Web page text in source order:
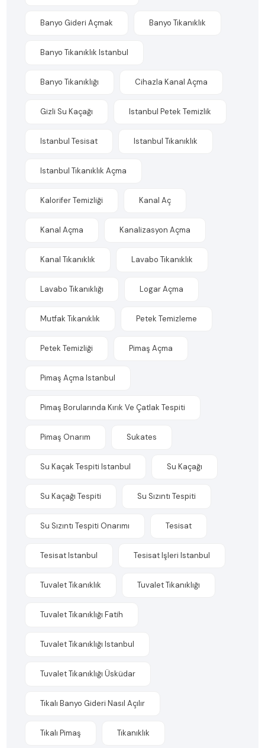
Banyo Gideri Açmak Banyo Tıkanıklık
Banyo Tıkanıklık Istanbul
Banyo Tıkanıklığı Cihazla Kanal Açma
Gizli Su Kaçağı Istanbul Petek Temizlik
Istanbul Tesisat Istanbul Tıkanıklık
Istanbul Tıkanıklık Açma
Kalorifer Temizliği Kanal Aç
Kanal Açma Kanalizasyon Açma
Kanal Tıkanıklık Lavabo Tıkanıklık
Lavabo Tıkanıklığı Logar Açma
Mutfak Tıkanıklık Petek Temizleme
Petek Temizliği Pimaş Açma
Pimaş Açma Istanbul
Pimaş Borularında Kırık Ve Çatlak Tespiti
Pimaş Onarım Sukates
Su Kaçak Tespiti Istanbul Su Kaçağı
Su Kaçağı Tespiti Su Sızıntı Tespiti
Su Sızıntı Tespiti Onarımı Tesisat
Tesisat Istanbul Tesisat Işleri Istanbul
Tuvalet Tıkanıklık Tuvalet Tıkanıklığı
Tuvalet Tıkanıklığı Fatih
Tuvalet Tıkanıklığı Istanbul
Tuvalet Tıkanıklığı Üsküdar
Tıkalı Banyo Gideri Nasıl Açılır
Tıkalı Pimaş Tıkanıklık